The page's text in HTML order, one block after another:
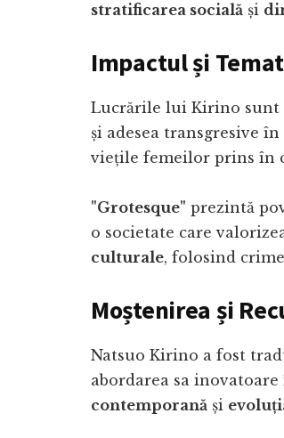
stratificarea socială și
Impactul și
Lucrările lui Kirino sunt
și adesea transgresive
viețile femeilor prins în
"Grotesque" prezintă
o societate care
culturale, folosind
Moștenirea și
Natsuo Kirino a fost
abordarea sa
contemporană și